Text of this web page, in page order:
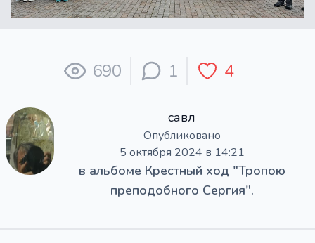
690 1 4
савл
Опубликовано
5 октября 2024 в 14:21
в альбоме Крестный ход "Тропою
преподобного Сергия".